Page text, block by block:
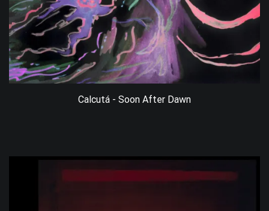
Calcutá - Soon After Dawn